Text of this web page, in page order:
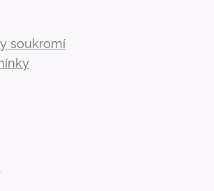
soukromí